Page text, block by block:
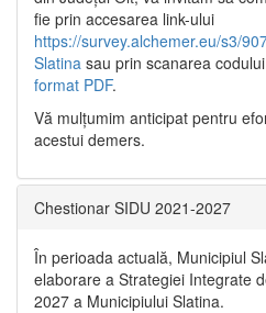
fie prin accesarea link-ului
https://survey.alchemer.eu/s3/
Slatina sau prin scanarea
format PDF.
Vă mulţumim anticipat pentru
acestui demers.
Chestionar SIDU 2021-2027
În perioada actuală, Municipiul
elaborare a Strategiei Integrate
2027 a Municipiului Slatina.